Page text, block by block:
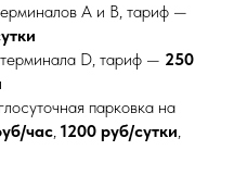
А и В, тариф —
D, тариф — 250
парковка на
час, 1200 руб/сутки,